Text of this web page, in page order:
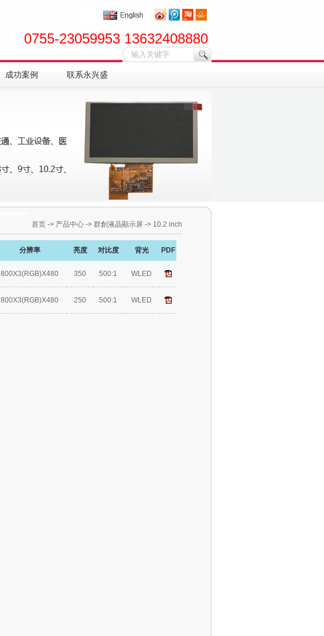
0755-23059953 13632408880
成功案例 联系永兴盛
首页 -> 产品中心 -> 群創液晶顯示屏 -> 10.2 inch
分辨率 亮度 对比度 背光 PDF
800X3(RGB)X480 350 500:1 WLED
800X3(RGB)X480 250 500:1 WLED